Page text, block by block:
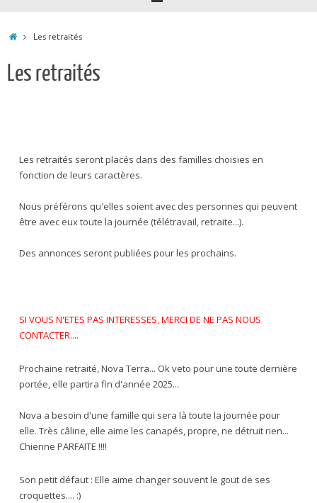
AccueilLes retraités
Les retraités
Les retraités seront placés dans des familles choisies en
fonction de leurs caractères.
Nous préférons qu'elles soient avec des personnes qui peuvent
être avec eux toute la journée (télétravail, retraite...).
Des annonces seront publiées pour les prochains.
SI VOUS N'ETES PAS INTERESSES, MERCI DE NE PAS NOUS
CONTACTER....
Prochaine retraité, Nova Terra... Ok veto pour une toute dernière
portée, elle partira fin d'année 2025...
Nova a besoin d'une famille qui sera là toute la journée pour
elle. Très câline, elle aime les canapés, propre, ne détruit rien...
Chienne PARFAITE !!!!
Son petit défaut : Elle aime changer souvent le gout de ses
croquettes.... :)